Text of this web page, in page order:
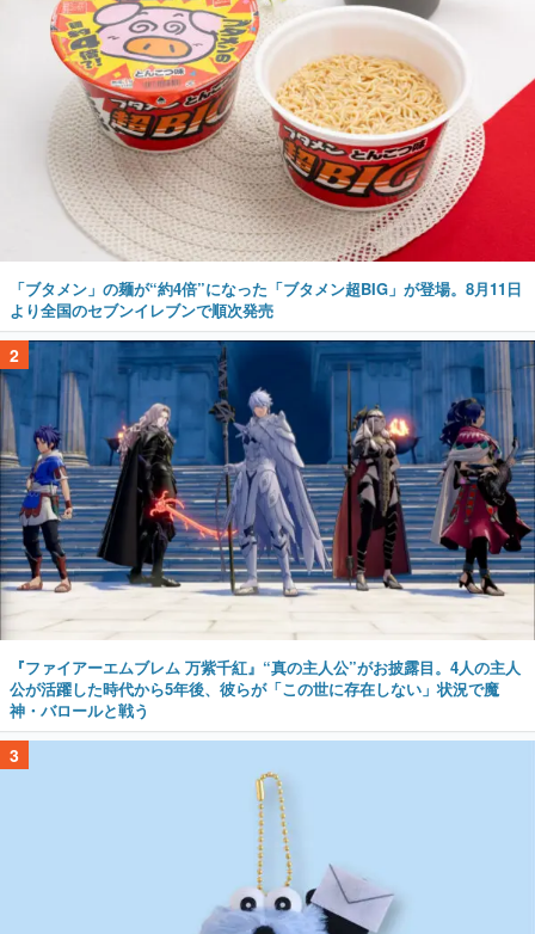
「ブタメン」の麺が“約4倍”になった「ブタメン超BIG」が登場。8月11日
より全国のセブンイレブンで順次発売
2
『ファイアーエムブレム 万紫千紅』“真の主人公”がお披露目。4人の主人
公が活躍した時代から5年後、彼らが「この世に存在しない」状況で魔
神・バロールと戦う
3